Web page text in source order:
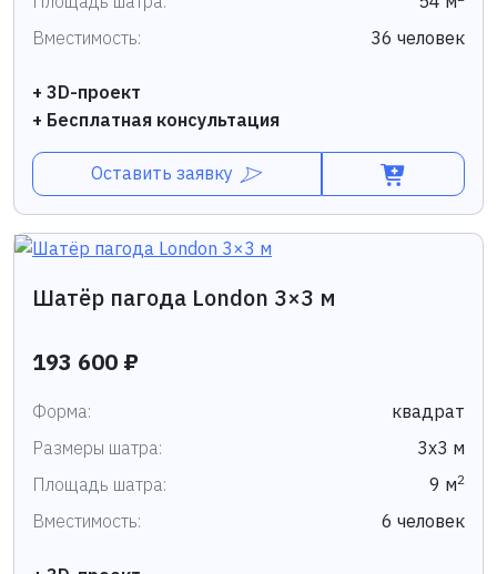
Вместимость: 36 человек
+ 3D-проект
+ Бесплатная консультация
Оставить заявку
Шатёр пагода London 3×3 м
193 600 ₽
Форма:
квадрат
Размеры шатра:
3х3 м
Площадь шатра:
9 м2
Вместимость: 6 человек